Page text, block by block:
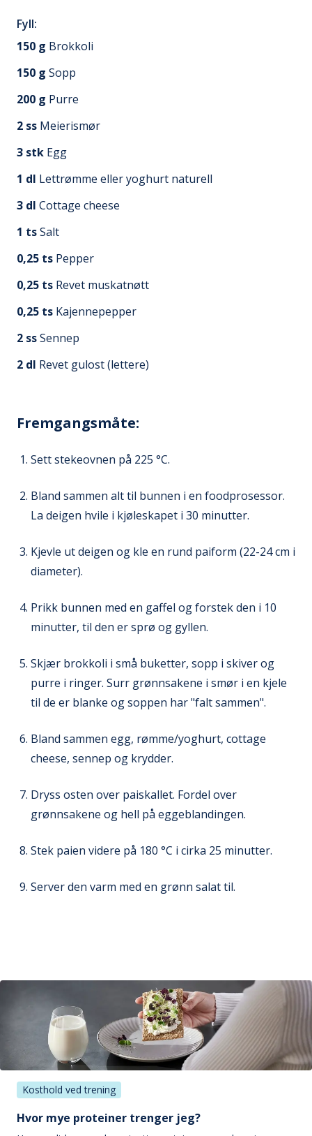
Fyll:
150 g Brokkoli
150 g Sopp
200 g Purre
2 ss Meierismør
3 stk Egg
1 dl Lettrømme eller yoghurt naturell
3 dl Cottage cheese
1 tsSalt
0,25 ts Pepper
0,25 ts Revet muskatnøtt
0,25 ts Kajennepepper
2 ssSennep
2 dl Revet gulost (lettere)
Fremgangsmåte:
Sett stekeovnen på 225 °C.
Bland sammen alt til bunnen i en foodprosessor.
La deigen hvile i kjøleskapet i 30 minutter.
Kjevle ut deigen og kle en rund paiform (22-24 cm i
diameter).
Prikk bunnen med en gaffel og forstek den i 10
minutter, til den er sprø og gyllen.
Skjær brokkoli i små buketter, sopp i skiver og
purre i ringer. Surr grønnsakene i smør i en kjele
til de er blanke og soppen har "falt sammen".
Bland sammen egg, rømme/yoghurt, cottage
cheese, sennep og krydder.
Dryss osten over paiskallet. Fordel over
grønnsakene og hell på eggeblandingen.
Stek paien videre på 180 °C i cirka 25 minutter.
Server den varm med en grønn salat til.
Kosthold ved trening
Hvor mye proteiner trenger jeg?